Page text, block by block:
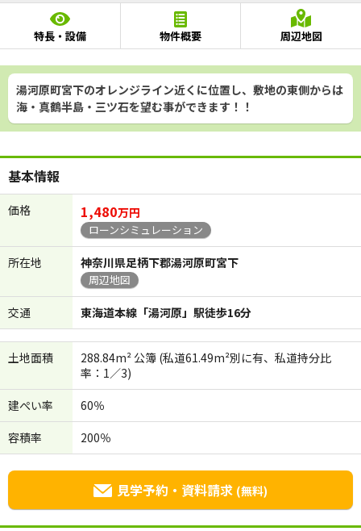
特長・設備 物件概要 周辺地図
湯河原町宮下のオレンジライン近くに位置し、敷地の東側からは
海・真鶴半島・三ツ石を望む事ができます！！
基本情報
価格 1,480万円
ローンシミュレーション
所在地 神奈川県足柄下郡湯河原町宮下
周辺地図
交通 東海道本線「湯河原」駅徒歩16分
土地面積
288.84m² 公簿 (私道61.49m²別に有、私道持分比
率：1／3)
建ぺい率
60％
容積率
200％
見学予約・資料請求 (無料)